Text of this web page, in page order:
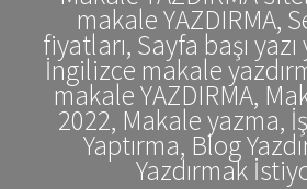
makale YAZDIRMA,
fiyatları, Sayfa başı
İngilizce makale
makale YAZDIRMA,
2022, Makale yazma,
Yaptırma, Blog
Yazdırmak